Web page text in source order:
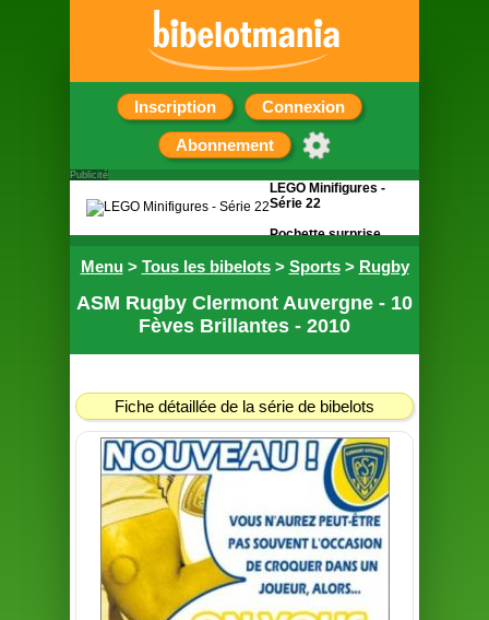
Inscription Connexion
Abonnement
Menu> Tous les bibelots> Sports> Rugby
ASM Rugby Clermont Auvergne - 10
Fèves Brillantes - 2010
Fiche détaillée de la série de bibelots
Publicité
LEGO Minifigures -
Série 22
Pochette surprise
figurine